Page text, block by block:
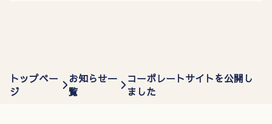
トップペー
ジ
お知らせ一
覧
コーポレートサイトを公開し
ました